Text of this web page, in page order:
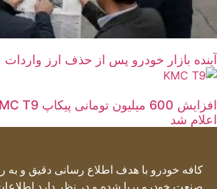
آینده بازار خودرو پس از حذف ارز واردات
اعلام شد
کافه خودرو با هدف اطلاع رسانی دقیق و به
صنعت خودرو برپا شده و در نظر دارد